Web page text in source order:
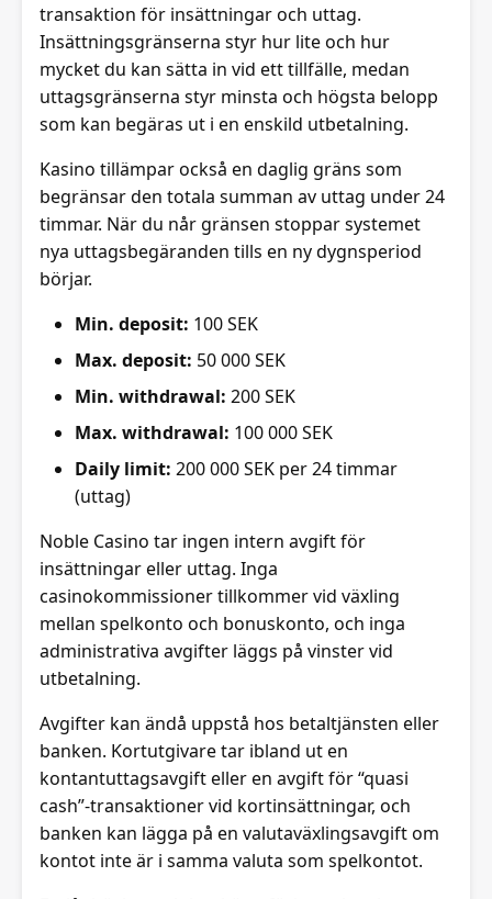
transaktion för insättningar och uttag.
Insättningsgränserna styr hur lite och hur
mycket du kan sätta in vid ett tillfälle, medan
uttagsgränserna styr minsta och högsta belopp
som kan begäras ut i en enskild utbetalning.
Kasino tillämpar också en daglig gräns som
begränsar den totala summan av uttag under 24
timmar. När du når gränsen stoppar systemet
nya uttagsbegäranden tills en ny dygnsperiod
börjar.
Min. deposit: 100 SEK
Max. deposit: 50 000 SEK
Min. withdrawal: 200 SEK
Max. withdrawal: 100 000 SEK
Daily limit: 200 000 SEK per 24 timmar
(uttag)
Noble Casino tar ingen intern avgift för
insättningar eller uttag. Inga
casinokommissioner tillkommer vid växling
mellan spelkonto och bonuskonto, och inga
administrativa avgifter läggs på vinster vid
utbetalning.
Avgifter kan ändå uppstå hos betaltjänsten eller
banken. Kortutgivare tar ibland ut en
kontantuttagsavgift eller en avgift för “quasi
cash”-transaktioner vid kortinsättningar, och
banken kan lägga på en valutaväxlingsavgift om
kontot inte är i samma valuta som spelkontot.